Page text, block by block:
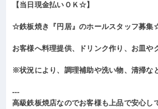
【当日現金払いＯＫ☆】
☆鉄板焼き『円居』のホールスタッフ募集
お客様へ料理提供、ドリンク作り、お皿
※状況により、調理補助や洗い物、清掃な
---
高級鉄板焼店なのでお客様も上品で安心し